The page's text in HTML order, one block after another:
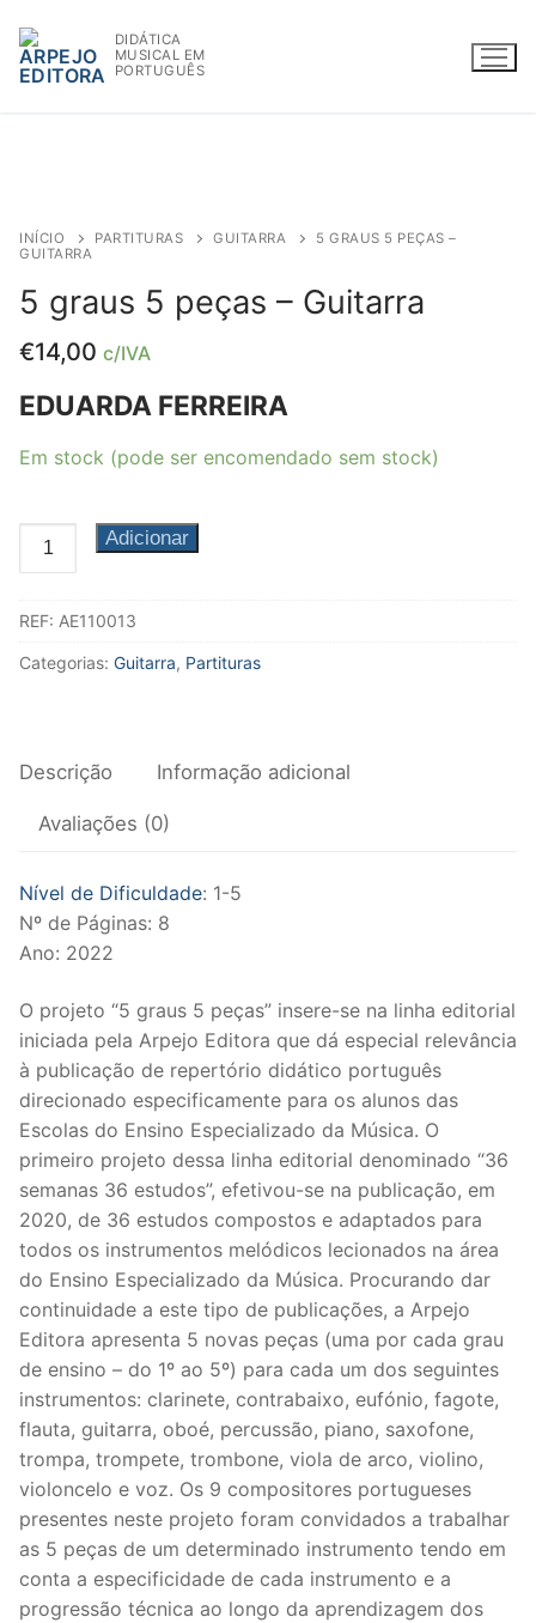
para
conteúdo
DIDÁTICA
MUSICAL EM
PORTUGUÊS
WWW.ARPEJOEDITORA.PT | INFO@ARPEJOEDITORA.PT
Partituras
Madeiras
Flauta
Oboé
Fagote
Música de Câmara
Trompa
Trompete
Eufónio
Música de Câmara
Cordas
Violino
Viola
Violoncelo
Contrabaixo
Guitarra
Teclas
Piano
Acordeão
Percussão
INÍCIO PARTITURAS GUITARRA
5 GRAUS 5 PEÇAS –
GUITARRA
5 graus 5 peças – Guitarra
€14,00 c/IVA
EDUARDA FERREIRA
Em stock (pode ser encomendado sem stock)
Quantidade
de
graus
5
Adicionar
REF: AE110013
Categorias: Guitarra, Partituras
Descrição Informação adicional
Avaliações (0)
Nível de Dificuldade: 1-5
Nº de Páginas: 8
Ano: 2022
O projeto “5 graus 5 peças” insere-se na linha editorial
iniciada pela Arpejo Editora que dá especial relevância
à publicação de repertório didático português
direcionado especificamente para os alunos das
Escolas do Ensino Especializado da Música. O
primeiro projeto dessa linha editorial denominado “36
semanas 36 estudos”, efetivou-se na publicação, em
2020, de 36 estudos compostos e adaptados para
todos os instrumentos melódicos lecionados na área
do Ensino Especializado da Música. Procurando dar
continuidade a este tipo de publicações, a Arpejo
Editora apresenta 5 novas peças (uma por cada grau
de ensino – do 1º ao 5º) para cada um dos seguintes
instrumentos: clarinete, contrabaixo, eufónio, fagote,
flauta, guitarra, oboé, percussão, piano, saxofone,
trompa, trompete, trombone, viola de arco, violino,
violoncelo e voz. Os 9 compositores portugueses
presentes neste projeto foram convidados a trabalhar
as 5 peças de um determinado instrumento tendo em
conta a especificidade de cada instrumento e a
progressão técnica ao longo da aprendizagem dos